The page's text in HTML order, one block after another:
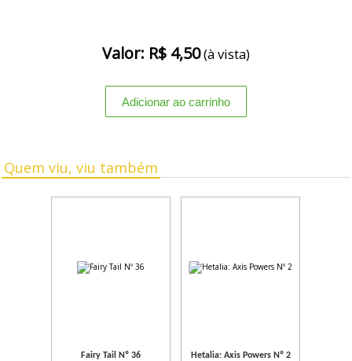
Valor: R$ 4,50(à vista)
Quem viu, viu também
Fairy Tail Nº 36 Hetalia: Axis Powers Nº 2